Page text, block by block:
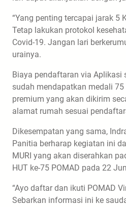
“Yang penting tercapai jarak 5
Tetap lakukan protokol
Covid-19. Jangan lari
urainya.
Biaya pendaftaran via Aplikasi
sudah mendapatkan medali 75
premium yang akan dikirim
alamat rumah sesuai
Dikesempatan yang sama,
Panitia berharap kegiatan ini
MURI yang akan diserahkan
HUT ke-75 POMAD pada 22
“Ayo daftar dan ikuti POMAD
Sebarkan informasi ini ke